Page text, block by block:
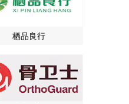
栖品良行